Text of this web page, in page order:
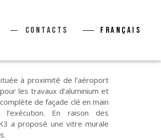
Contacts Français
à proximité de l’aéroport
les travaux d’aluminium et
de façade clé en main
En raison des
a proposé une vitre murale